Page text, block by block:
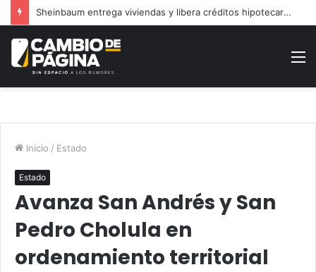
Sheinbaum entrega viviendas y libera créditos hipotecarios en Puebla
Inicio / Estado
Estado
Avanza San Andrés y San
Pedro Cholula en
ordenamiento territorial